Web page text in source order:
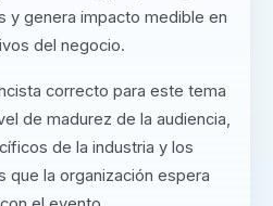
y genera impacto medible en
del negocio.
correcto para este tema
de madurez de la audiencia,
de la industria y los
que la organización espera